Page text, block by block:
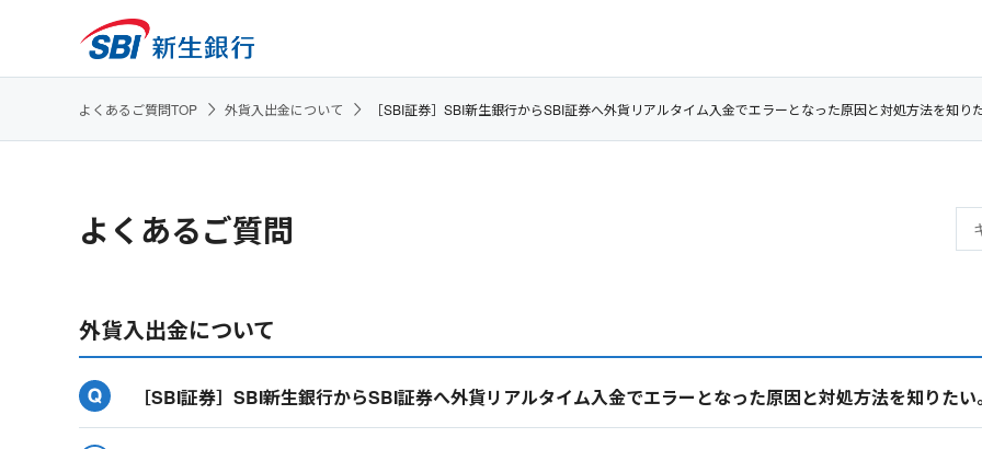
よくあるご質問TOP 外貨入出金について ［SBI証券］SBI新生銀行からSBI証券へ外貨リアルタイム入金でエラーとなった原因と対処方法を知りた
よくあるご質問
外貨入出金について
［SBI証券］SBI新生銀行からSBI証券へ外貨リアルタイム入金でエラーとなった原因と対処方法を知りたい。